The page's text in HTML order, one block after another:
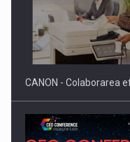
SAPTE
SI INSTITUTIONAL…
CANON - Colaborarea